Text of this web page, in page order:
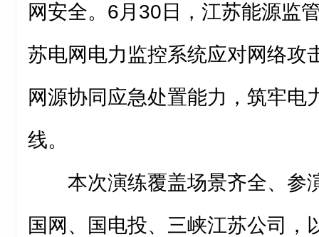
网安全。6月30日，江苏能源监
苏电网电力监控系统应对网络攻
网源协同应急处置能力，筑牢电
线。
本次演练覆盖场景齐全、参
国网、国电投、三峡江苏公司，